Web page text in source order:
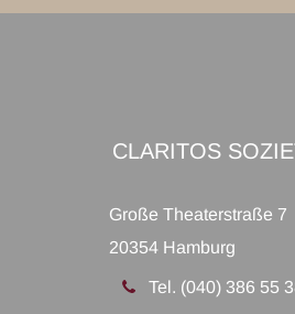
CLARITOS
Große Theaterstraße 7
20354 Hamburg
Tel. (040) 386 55